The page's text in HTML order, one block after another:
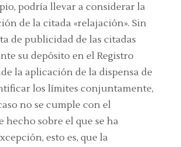
podría llevar a considerar la
de la citada «relajación». Sin
de publicidad de las citadas
su depósito en el Registro
la aplicación de la dispensa de
los límites conjuntamente,
no se cumple con el
hecho sobre el que se ha
esto es, que la